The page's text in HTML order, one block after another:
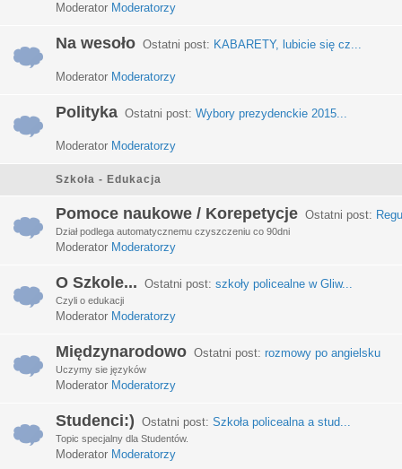
Moderator Moderatorzy
Na wesoło Ostatni post: KABARETY, lubicie się cz...
Moderator Moderatorzy
Polityka Ostatni post: Wybory prezydenckie 2015...
Moderator Moderatorzy
Szkoła - Edukacja
Pomoce naukowe / Korepetycje Ostatni post:
Dział podlega automatycznemu czyszczeniu co 90dni
Moderator Moderatorzy
O Szkole... Ostatni post: szkoły policealne w Gliw...
Czyli o edukacji
Moderator Moderatorzy
Międzynarodowo Ostatni post: rozmowy po angielsku
Uczymy sie języków
Moderator Moderatorzy
Studenci:) Ostatni post: Szkoła policealna a stud...
Topic specjalny dla Studentów.
Moderator Moderatorzy